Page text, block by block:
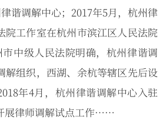
谐调解中心；2017年5月，杭州律
院工作室在杭州市滨江区人民法院
中级人民法院明确，杭州律谐调
解组织，西湖、余杭等辖区先后设
年4月，杭州律谐调解中心入驻
展律师调解试点工作……